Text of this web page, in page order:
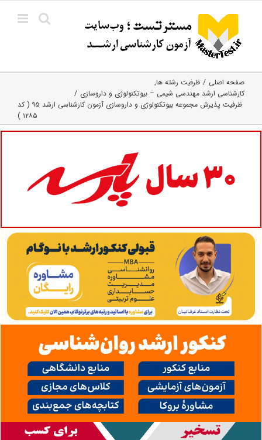
content
صفحه اصلی
ظرفیت رشته ها
کارشناسی ارشد مهندسی شیمی – بیوتکنولوژی و داروسازی
ظرفیت پذیرش مجموعه بیوتکنولوژی و داروسازی آزمون کارشناسی ارشد ۹۵ ( کد
۱۲۸۵ )